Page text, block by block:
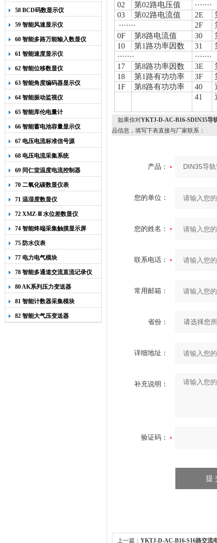
58 BCD码数显示仪
59 智能风速显示仪
60 智能多路万能输入数显仪
61 智能速度显示仪
62 智能位移数显仪
63 智能角度编码器显示仪
64 智能振动监视仪
65 智能库伦电量计
66 智能蓄电池容量显示仪
67 电压电流标准信号源
68 电压电流采集系统
69 同仁堂温度电流控制器
70 二氧化碳数显仪表
71 温湿度数显仪
72 XMZ-Ⅲ 水位差数显仪
74 智能终端采集触摸显示屏
75 防水仪表
77 电力电气模块
78 智能多通道交流直流记录仪
80 AK系列压力变送器
81 智能计数器采集模块
82 智能大气压变送器
02
第02路电压值
·······
03
第02路电流值 2E
·······
2F
0F
第8路电流值 30
10
第1 路功率因数 31
·······
·······
17
第8路功率因数 3E
18
第1 路有功功率 3F
1F
第8路有功功率 40
41
如果你对YKTJ-D-AC-B16-SDIN35导
品信息，填写下表直接与厂家联系：
产品：
您的单位：
您的姓名：
联系电话：
常用邮箱：
省份：
详细地址：
补充说明：
验证码：
上一篇： YKTJ-D-AC-B16-S16路交流